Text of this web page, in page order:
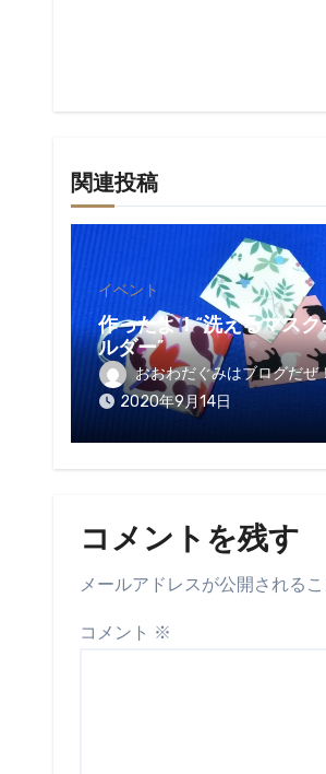
関連投稿
イベント
作ったよ！“洗えるマスク
ルダー”
おおわだぐみはブログだぜ
2020年9月14日
コメントを残す
メールアドレスが公開されるこ
コメント ※